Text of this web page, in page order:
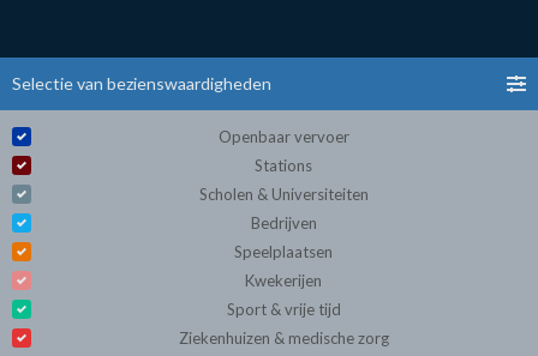
Selectie van bezienswaardigheden
Openbaar vervoer
Stations
Scholen & Universiteiten
Bedrijven
Speelplaatsen
Kwekerijen
Sport & vrije tijd
Ziekenhuizen & medische zorg